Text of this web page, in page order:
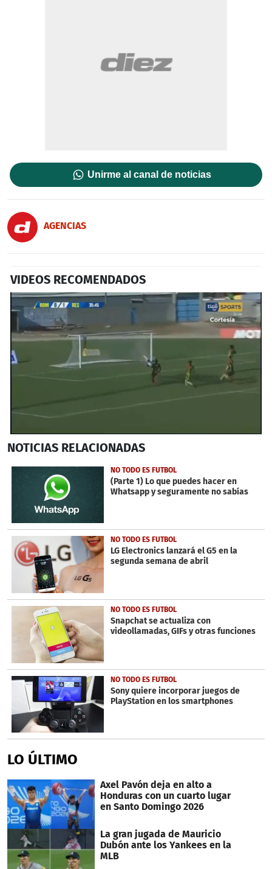
Unirme al canal de noticias
AGENCIAS
VIDEOS RECOMENDADOS
seconds
1
seconds
NOTICIAS RELACIONADAS
NO TODO ES FUTBOL
(Parte 1) Lo que puedes hacer en
Whatsapp y seguramente no sabías
NO TODO ES FUTBOL
LG Electronics lanzará el G5 en la
segunda semana de abril
NO TODO ES FUTBOL
Snapchat se actualiza con
videollamadas, GIFs y otras funciones
NO TODO ES FUTBOL
Sony quiere incorporar juegos de
PlayStation en los smartphones
LO ÚLTIMO
Axel Pavón deja en alto a
Honduras con un cuarto lugar
en Santo Domingo 2026
La gran jugada de Mauricio
Dubón ante los Yankees en la
MLB